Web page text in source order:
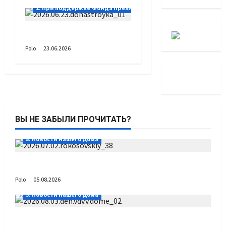
1. При поддержке Фонда Президентских грантов
Polo 23.06.2026
ВЫ НЕ ЗАБЫЛИ ПРОЧИТАТЬ?
5. Новости нашего Дома
Polo
05.08.2026
5. Новости нашего Дома